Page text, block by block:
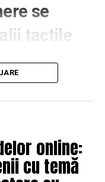
se
tactile
una dintre primele
atunci când
potrivite,
restul
la alta din
online:
cu temă